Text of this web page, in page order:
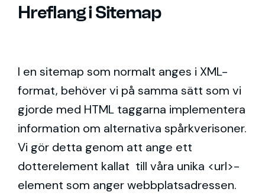
Hreflang i Sitemap
I en sitemap som normalt anges i XML-
format, behöver vi på samma sätt som vi
gjorde med HTML taggarna implementera
information om alternativa spårkverisoner.
Vi gör detta genom att ange ett
dotterelement kallat till våra unika <url>-
element som anger webbplatsadressen.